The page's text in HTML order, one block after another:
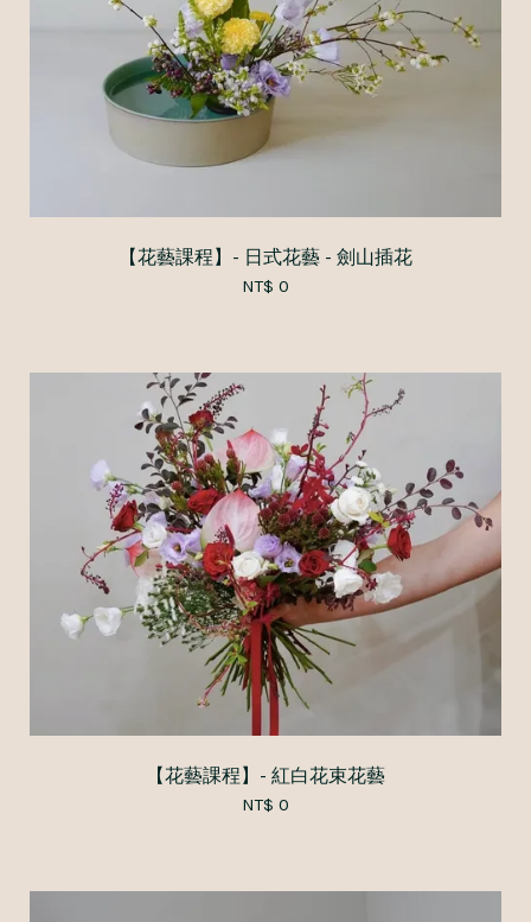
【花藝課程】- 日式花藝 - 劍山插花
NT$ 0
【花藝課程】- 紅白花束花藝
NT$ 0